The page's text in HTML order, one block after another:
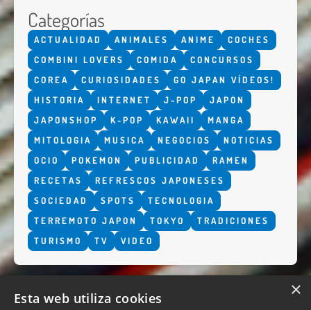
Categorías
ACTUALIDAD ANIMALES ANIME
COCHES
COMBINI LOVERS
COMIDA
CONCURSOS
COREA
CURIOSIDADES
GO JAPAN VÍDEOS!
HISTORIA
INTERNET J-POP
JAPON
JAPONSHOP
K-POP KAWAII
MANGA
MITOLOGIA
MUSICA NEGOCIOS
NOTICIAS
OCIO
POKEMON PUBLICIDAD
RAMEN
RECETAS
REFRESCOS JAPONESES
SOCIEDAD
SPOTS
TECNOLOGIA
TERREMOTO JAPON
TOKYO
TRADICIONES
TURISMO
TV VIDEO
×
Esta web utiliza cookies